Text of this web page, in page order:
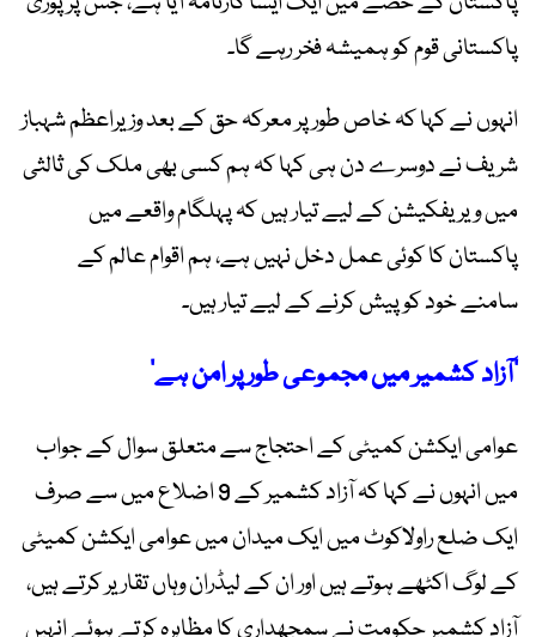
پاکستانی قوم کو ہمیشہ فخر رہے گا۔
انہوں نے کہا کہ خاص طور پر معرکہ حق کے بعد وزیراعظم شہباز
شریف نے دوسرے دن ہی کہا کہ ہم کسی بھی ملک کی ثالثی
میں ویریفکیشن کے لیے تیار ہیں کہ پہلگام واقعے میں
پاکستان کا کوئی عمل دخل نہیں ہے، ہم اقوام عالم کے
سامنے خود کو پیش کرنے کے لیے تیار ہیں۔
’آزاد کشمیر میں مجموعی طور پر امن ہے‘
عوامی ایکشن کمیٹی کے احتجاج سے متعلق سوال کے جواب
میں انہوں نے کہا کہ آزاد کشمیر کے 9 اضلاع میں سے صرف
ایک ضلع راولاکوٹ میں ایک میدان میں عوامی ایکشن کمیٹی
کے لوگ اکٹھے ہوتے ہیں اور ان کے لیڈران وہاں تقاریر کرتے ہیں،